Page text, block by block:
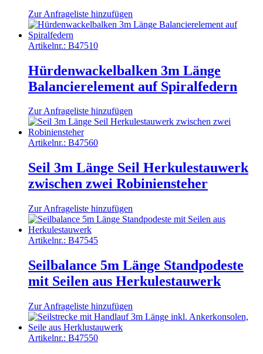
Zur Anfrageliste hinzufügen
Artikelnr.: B47510
Hürdenwackelbalken 3m Länge
Balancierelement auf Spiralfedern
Zur Anfrageliste hinzufügen
Artikelnr.: B47560
Seil 3m Länge Seil Herkulestauwerk
zwischen zwei Robiniensteher
Zur Anfrageliste hinzufügen
Artikelnr.: B47545
Seilbalance 5m Länge Standpodeste
mit Seilen aus Herkulestauwerk
Zur Anfrageliste hinzufügen
Artikelnr.: B47550